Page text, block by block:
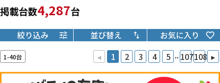
掲載台数4,287台
絞り込み 並び替え お気に入り
1-40台 ◂ 1 2 3 4 5 .. 107108 ▸